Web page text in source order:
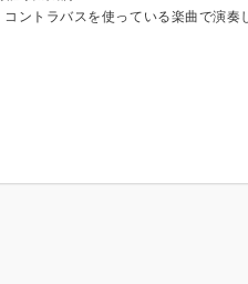
たら大歓迎です。(ハードロックなどの曲などはお断りさせていただくことがあります) ・せっかくの機会ですのでソロ等演奏したい方も挑戦できる楽曲なども候補にあげました。参加者方のご意見を伺いながら、ソロ回しなど検討したいと思います。 ・イベントの参加、楽曲のエントリーはバンオフを。楽曲投票などLINEのオープンチャットを利用します。 ・ベースはエレキでも歓迎です！ ・楽曲投票などLINEのオープンチャットを利用しますので主催からのお知らせやメールなどをチェックお願いします。 (SNSやられている方はカトウのSNSをフォローしていただき、ご連絡いただければ直接お知らせします。) 【参加人数】 ・ボーカル７名(様子を見て8名にするかも) ・他楽器は６名ほど 参加者名簿 https://docs.google.com/spreadsheets/d/1JA_ntEhQzcgzd_Fcm-mrJqFZYu6_OHN7/edit?usp=drivesdk&ouid=101268330639389583883&rtpof=true&sd=true 【楽曲候補】 10曲予定 Sur: Regresso Al Amor /Astor Piazzolla 下記主催提案楽曲から6曲の中から投票上位2曲を実施